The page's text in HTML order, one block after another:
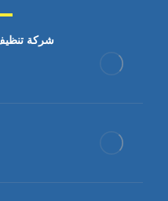
شركة تنظيف